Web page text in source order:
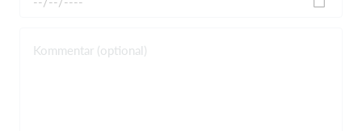
Kommentar (optional)